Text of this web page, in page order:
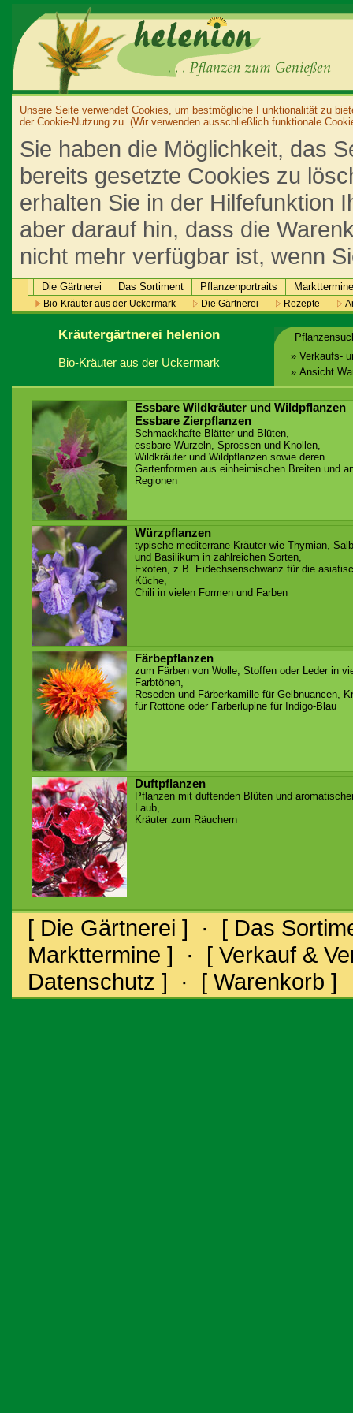
Unsere Seite verwendet Cookies, um bestmögliche Funktionalität zu
der Cookie-Nutzung zu. (Wir verwenden ausschließlich funktionale
Sie haben die Möglichkeit, das
bereits gesetzte Cookies zu
erhalten Sie in der Hilfefunktion
aber darauf hin, dass die
nicht mehr verfügbar ist, wenn
Die Gärtnerei Das Sortiment Pflanzenportraits Markttermine
Bio-Kräuter aus der Uckermark Die Gärtnerei Rezepte
Kräutergärtnerei helenion
Bio-Kräuter aus der Uckermark
» Verkaufs-
» Ansicht
Essbare Wildkräuter und Wildpflanzen
Essbare Zierpflanzen
Schmackhafte Blätter und Blüten,
essbare Wurzeln, Sprossen und Knollen,
Wildkräuter und Wildpflanzen sowie deren
Gartenformen aus einheimischen Breiten und
Regionen
Würzpflanzen
typische mediterrane Kräuter wie Thymian,
und Basilikum in zahlreichen Sorten,
Exoten, z.B. Eidechsenschwanz für die
Küche,
Chili in vielen Formen und Farben
Färbepflanzen
zum Färben von Wolle, Stoffen oder Leder in
Farbtönen,
Reseden und Färberkamille für Gelbnuancen,
für Rottöne oder Färberlupine für Indigo-Blau
Duftpflanzen
Pflanzen mit duftenden Blüten und
Laub,
Kräuter zum Räuchern
[ Die Gärtnerei ] · [ Das
Markttermine ] · [ Verkauf &
Datenschutz ] · [ Warenkorb ]